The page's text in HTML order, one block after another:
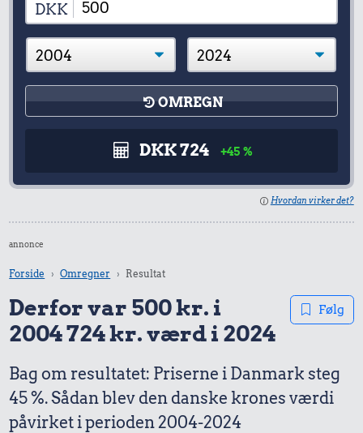
DKK
OMREGN
DKK 724 +45 %
Hvordan virker det?
annonce
Forside Omregner Resultat
Derfor var 500 kr. i
2004 724 kr. værd i 2024
Følg
Bag om resultatet: Priserne i Danmark steg
45 %. Sådan blev den danske krones værdi
påvirket i perioden 2004-2024